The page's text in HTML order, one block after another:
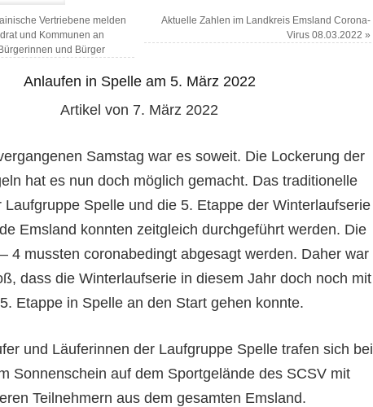
Vertriebene melden
und Kommunen an
und Bürger
Aktuelle Zahlen im Landkreis Emsland Corona-
Virus 08.03.2022»
Anlaufen in Spelle am 5. März 2022
Artikel von 7. März 2022
Samstag war es soweit. Die Lockerung der
hat es nun doch möglich gemacht. Das traditionelle
Laufgruppe Spelle und die 5. Etappe der Winterlaufserie
Emsland konnten zeitgleich durchgeführt werden. Die
4 mussten coronabedingt abgesagt werden. Daher war
dass die Winterlaufserie in diesem Jahr doch noch mit
Etappe in Spelle an den Start gehen konnte.
und Läuferinnen der Laufgruppe Spelle trafen sich bei
Sonnenschein auf dem Sportgelände des SCSV mit
Teilnehmern aus dem gesamten Emsland.